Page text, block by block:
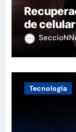
de
Tecnología